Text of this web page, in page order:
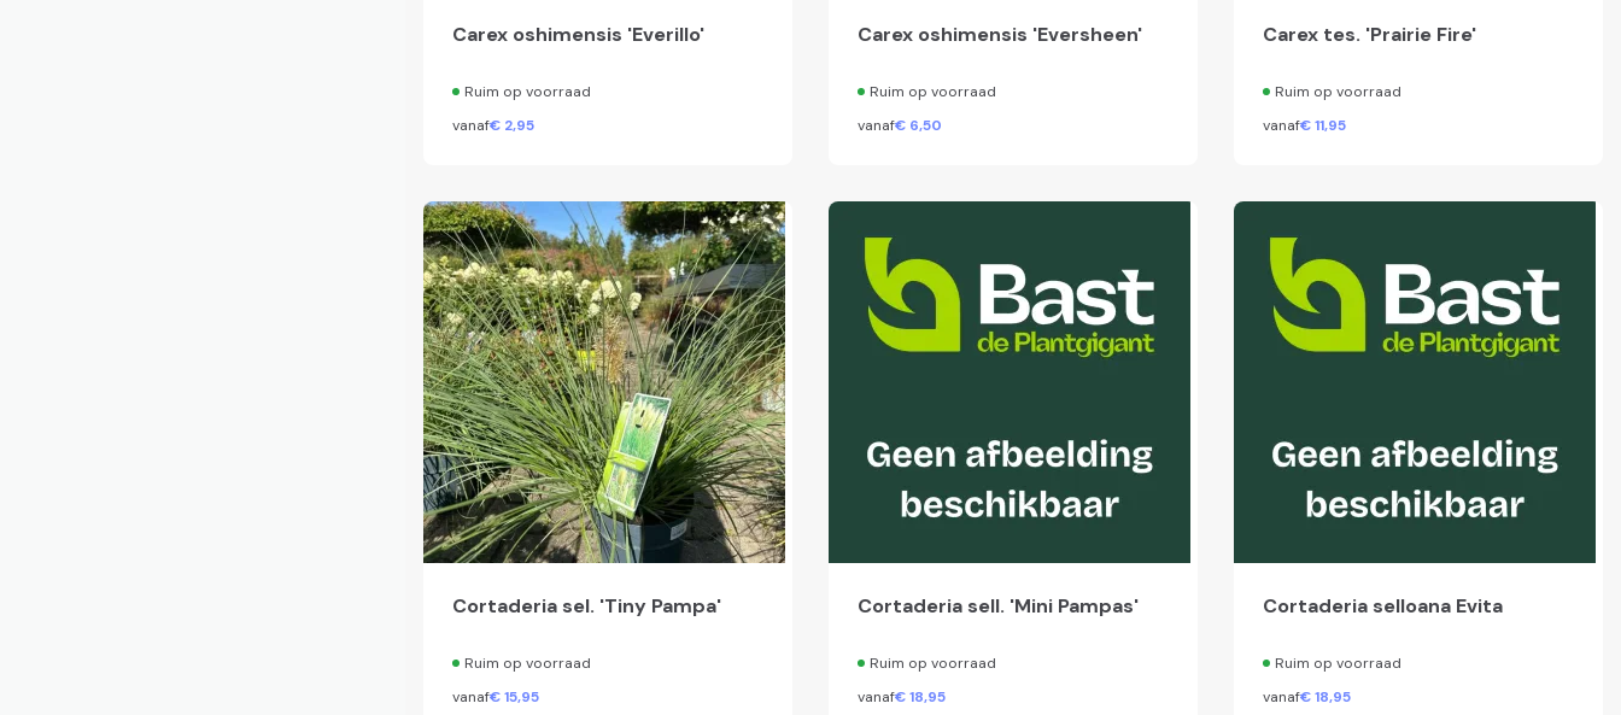
Carex oshimensis 'Everillo'
Ruim op voorraad
vanaf€ 2,95
Carex oshimensis 'Eversheen'
Ruim op voorraad
vanaf€ 6,50
Carex tes. 'Prairie Fire'
Ruim op voorraad
vanaf€11,95
Cortaderia sel. 'Tiny Pampa'
Ruim op voorraad
vanaf€15,95
Cortaderia sell. 'Mini Pampas'
Ruim op voorraad
vanaf€18,95
Cortaderia selloana Evita
Ruim op voorraad
vanaf€18,95